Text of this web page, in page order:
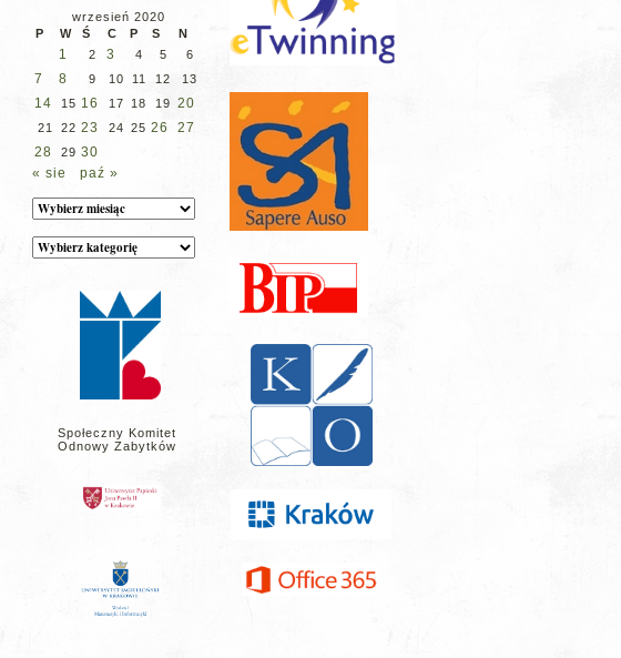
wrzesień 2020
P
W Ś C P S N
1 2 3 4 5 6
7 8 9 10 11 12 13
14 15 16 17 18 19 20
21 22 23 24 25 26
27
28
29 30
« sie
paź »
Archiwum
Kategorie
wpisów
Społeczny Komitet
Odnowy Zabytków